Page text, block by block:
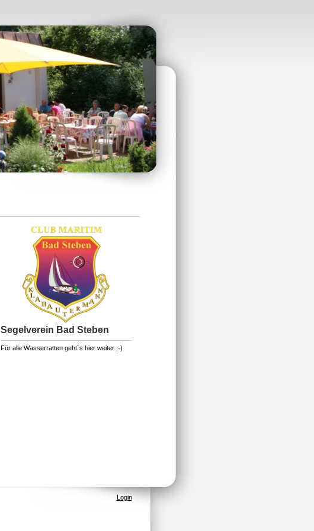
Segelverein Bad Steben
Für alle Wasserratten geht´s hier weiter ;-)
Login